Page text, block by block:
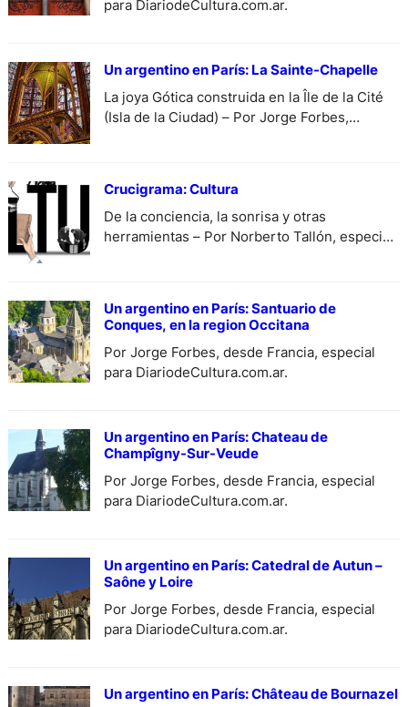
para DiariodeCultura.com.ar.
Un argentino en París: La Sainte-Chapelle
La joya Gótica construida en la Île de la Cité
(Isla de la Ciudad) – Por Jorge Forbes,
Crucigrama: Cultura
De la conciencia, la sonrisa y otras
herramientas – Por Norberto Tallón, especial
Un argentino en París: Santuario de
Conques, en la region Occitana
Por Jorge Forbes, desde Francia, especial
para DiariodeCultura.com.ar.
Un argentino en París: Chateau de
Champîgny-Sur-Veude
Por Jorge Forbes, desde Francia, especial
para DiariodeCultura.com.ar.
Un argentino en París: Catedral de Autun –
Saône y Loire
Por Jorge Forbes, desde Francia, especial
para DiariodeCultura.com.ar.
Un argentino en París: Château de Bournazel